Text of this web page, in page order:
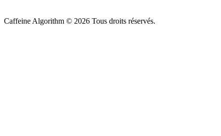
Caffeine Algorithm © 2026 Tous droits réservés.